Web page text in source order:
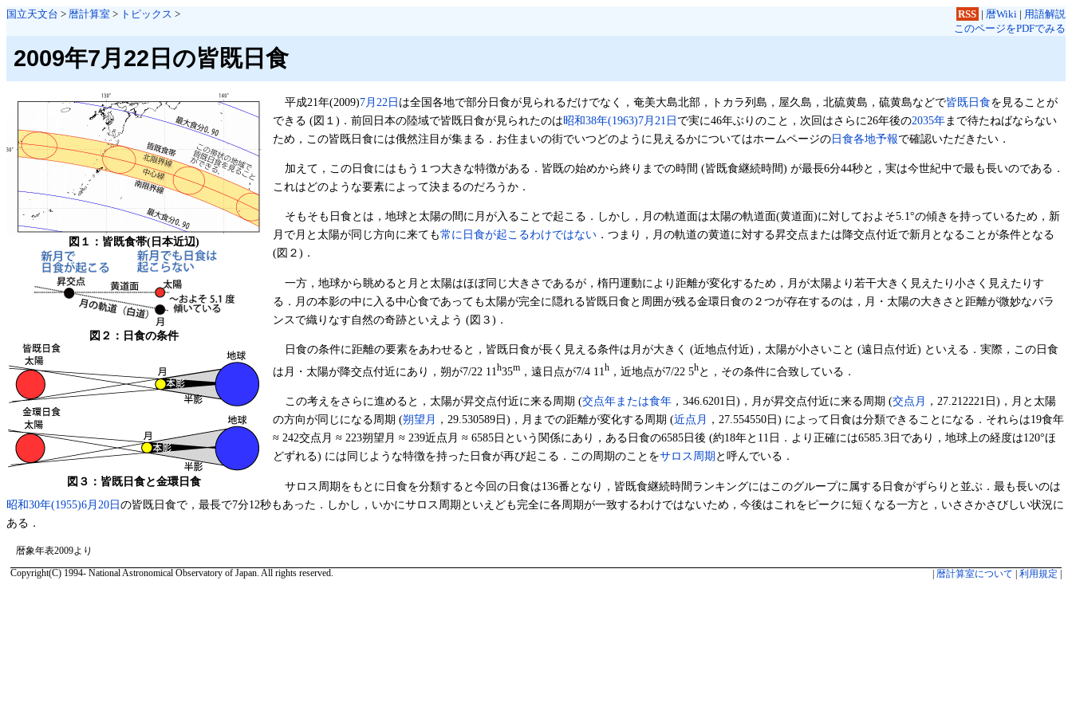
国立天文台 > 暦計算室 > トピックス > RSS | 暦Wiki | 用語解説
このページをPDFでみる
2009年7月22日の皆既日食
図１：皆既食帯(日本近辺)
図２：日食の条件
図３：皆既日食と金環日食
平成21年(2009)7月22日は全国各地で部分日食が見られるだけでなく，奄美大島北部，トカラ列島，屋久島，北硫黄島，硫黄島などで皆既日食を見ることが
できる (図１)．前回日本の陸域で皆既日食が見られたのは昭和38年(1963)7月21日で実に46年ぶりのこと，次回はさらに26年後の2035年まで待たねばならない
ため，この皆既日食には俄然注目が集まる．お住まいの街でいつどのように見えるかについてはホームページの日食各地予報で確認いただきたい．
加えて，この日食にはもう１つ大きな特徴がある．皆既の始めから終りまでの時間 (皆既食継続時間) が最長6分44秒と，実は今世紀中で最も長いのである．
これはどのような要素によって決まるのだろうか．
そもそも日食とは，地球と太陽の間に月が入ることで起こる．しかし，月の軌道面は太陽の軌道面(黄道面)に対しておよそ5.1°の傾きを持っているため，新
月で月と太陽が同じ方向に来ても常に日食が起こるわけではない ．つまり，月の軌道の黄道に対する昇交点または降交点付近で新月となることが条件となる
(図２)．
一方，地球から眺めると月と太陽はほぼ同じ大きさであるが，楕円運動により距離が変化するため，月が太陽より若干大きく見えたり小さく見えたりす
る．月の本影の中に入る中心食であっても太陽が完全に隠れる皆既日食と周囲が残る金環日食の２つが存在するのは，月・太陽の大きさと距離が微妙なバラ
ンスで織りなす自然の奇跡といえよう (図３)．
日食の条件に距離の要素をあわせると，皆既日食が長く見える条件は月が大きく (近地点付近)，太陽が小さいこと (遠日点付近) といえる．実際，この日食
は月・太陽が降交点付近にあり，朔が7/22 11h35m ，遠日点が7/4 11h ，近地点が7/22 5hと，その条件に合致している．
この考えをさらに進めると，太陽が昇交点付近に来る周期 (交点年または食年，346.6201日)，月が昇交点付近に来る周期 (交点月 ，27.212221日)，月と太陽
の方向が同じになる周期 (朔望月 ，29.530589日)，月までの距離が変化する周期 (近点月 ，27.554550日) によって日食は分類できることになる．それらは19食年
≈ 242交点月 ≈ 223朔望月 ≈ 239近点月 ≈ 6585日という関係にあり，ある日食の6585日後 (約18年と11日．より正確には6585.3日であり，地球上の経度は120°ほ
どずれる) には同じような特徴を持った日食が再び起こる．この周期のことをサロス周期と呼んでいる．
サロス周期をもとに日食を分類すると今回の日食は136番となり，皆既食継続時間ランキングにはこのグループに属する日食がずらりと並ぶ．最も長いのは
昭和30年(1955)6月20日の皆既日食で，最長で7分12秒もあった．しかし，いかにサロス周期といえども完全に各周期が一致するわけではないため，今後はこれをピークに短くなる一方と，いささかさびしい状況に
ある．
暦象年表2009より
Copyright(C) 1994- National Astronomical Observatory of Japan. All rights reserved. 暦計算室について 利用規定